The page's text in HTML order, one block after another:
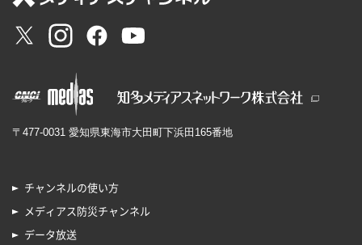
〒477-0031 愛知県東海市大田町下浜田165番地
チャンネルの使い方
メディアス防災チャンネル
データ放送